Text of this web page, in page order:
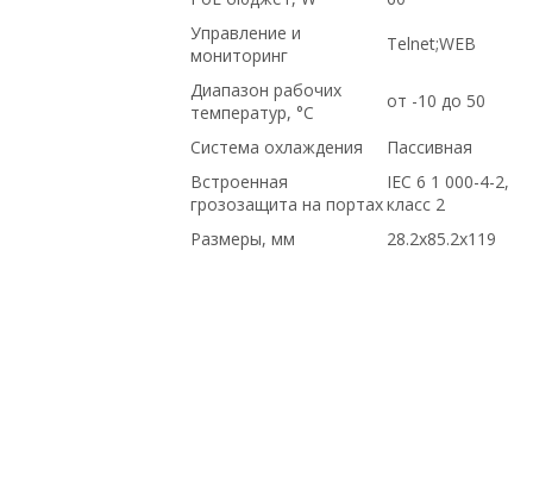
Управление и
мониторинг
Telnet;WEB
Диапазон рабочих
температур, °C
от -10 до 50
Система охлаждения
Пассивная
Встроенная
грозозащита на портах
IEC 6 1 000-4-2,
класс 2
Размеры, мм
28.2x85.2x119